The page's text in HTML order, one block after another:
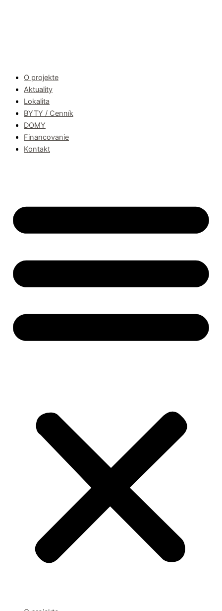
O projekte
Aktuality
Lokalita
BYTY / Cenník
DOMY
Financovanie
Kontakt